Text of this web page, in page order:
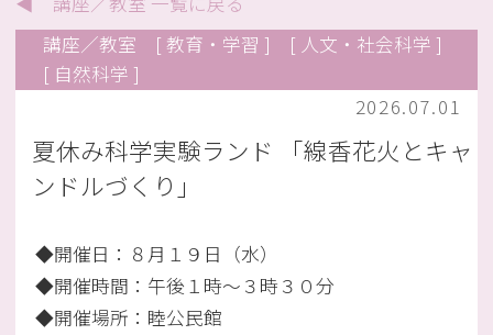
講座／教室
[ 教育・学習 ]
[ 人文・社会科学 ]
[ 自然科学 ]
2026.07.01
夏休み科学実験ランド 「線香花火とキャ
ンドルづくり」
◆開催日：８月１９日（水）
◆開催時間：午後１時～３時３０分
◆開催場所：睦公民館